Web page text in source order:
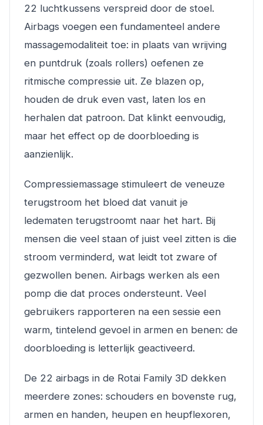
22 luchtkussens verspreid door de stoel.
Airbags voegen een fundamenteel andere
massagemodaliteit toe: in plaats van wrijving
en puntdruk (zoals rollers) oefenen ze
ritmische compressie uit. Ze blazen op,
houden de druk even vast, laten los en
herhalen dat patroon. Dat klinkt eenvoudig,
maar het effect op de doorbloeding is
aanzienlijk.
Compressiemassage stimuleert de veneuze
terugstroom het bloed dat vanuit je
ledematen terugstroomt naar het hart. Bij
mensen die veel staan of juist veel zitten is die
stroom verminderd, wat leidt tot zware of
gezwollen benen. Airbags werken als een
pomp die dat proces ondersteunt. Veel
gebruikers rapporteren na een sessie een
warm, tintelend gevoel in armen en benen: de
doorbloeding is letterlijk geactiveerd.
De 22 airbags in de Rotai Family 3D dekken
meerdere zones: schouders en bovenste rug,
armen en handen, heupen en heupflexoren,